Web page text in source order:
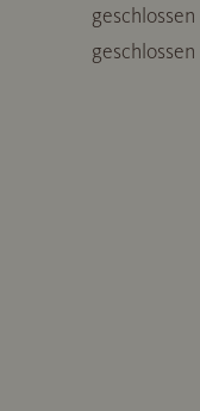
geschlossen
geschlossen